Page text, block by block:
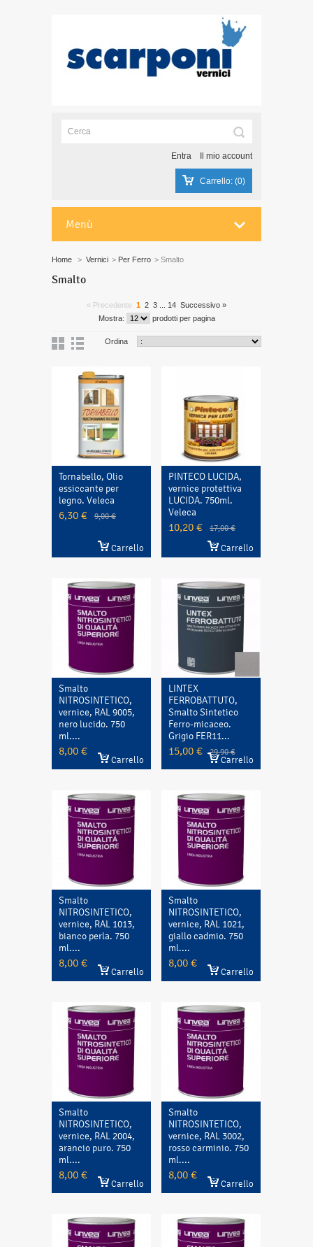
Entra Il mio account
Carrello: (0)
Menù
Home > Vernici > Per Ferro > Smalto
Smalto
« Precedente 1 2 3 14 Successivo »
Mostra:
prodotti per pagina
Ordina
Tornabello, Olio
essiccante per
legno. Veleca
6,30 € 9,00 €
Carrello
PINTECO LUCIDA,
vernice protettiva
LUCIDA. 750ml.
Veleca
10,20 € 17,00 €
Carrello
Smalto
NITROSINTETICO,
vernice, RAL 9005,
nero lucido. 750
ml....
8,00 €
Carrello
LINTEX
FERROBATTUTO,
Smalto Sintetico
Ferro-micaceo.
Grigio FER11...
15,00 € 29,90 €
Carrello
Smalto
NITROSINTETICO,
vernice, RAL 1013,
bianco perla. 750
ml....
8,00 €
Carrello
Smalto
NITROSINTETICO,
vernice, RAL 1021,
giallo cadmio. 750
ml....
8,00 €
Carrello
Smalto
NITROSINTETICO,
vernice, RAL 2004,
arancio puro. 750
ml....
8,00 €
Carrello
Smalto
NITROSINTETICO,
vernice, RAL 3002,
rosso carminio. 750
ml....
8,00 €
Carrello